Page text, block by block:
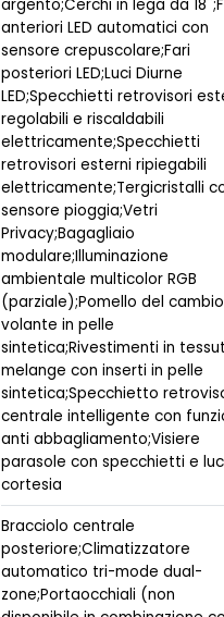
argento;Cerchi in lega da
anteriori LED automatici con
sensore crepuscolare;Fari
posteriori LED;Luci Diurne
LED;Specchietti retrovisori
regolabili e riscaldabili
elettricamente;Specchietti
retrovisori esterni ripiegabili
elettricamente;Tergicristalli
sensore pioggia;Vetri
Privacy;Bagagliaio
modulare;Illuminazione
ambientale multicolor RGB
(parziale);Pomello del
volante in pelle
sintetica;Rivestimenti in
melange con inserti in pelle
sintetica;Specchietto
centrale intelligente con
anti abbagliamento;Visiere
parasole con specchietti e
cortesia
Bracciolo centrale
posteriore;Climatizzatore
automatico tri-mode dual-
zone;Portaocchiali (non